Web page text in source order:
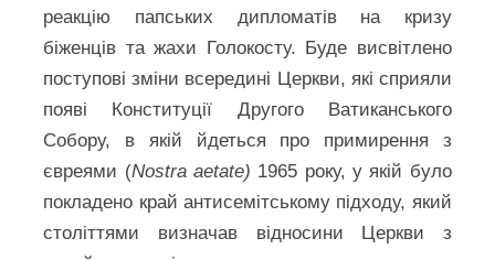
реакцію папських дипломатів на кризу
біженців та жахи Голокосту. Буде висвітлено
поступові зміни всередині Церкви, які сприяли
появі Конституції Другого Ватиканського
Собору, в якій йдеться про примирення з
євреями (Nostra aetate) 1965 року, у якій було
покладено край антисемітському підходу, який
століттями визначав відносини Церкви з